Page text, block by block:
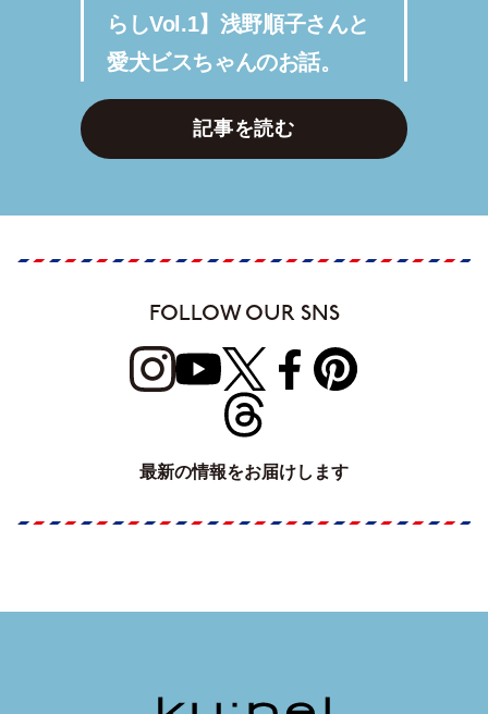
らしVol.1】浅野順子さんと
愛犬ビスちゃんのお話。
記事を読む
FOLLOW OUR SNS
最新の情報をお届けします